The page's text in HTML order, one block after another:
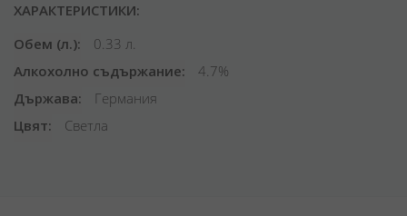
ХАРАКТЕРИСТИКИ:
Обем (л.)
0.33 л.
Алкохолно съдържание
4.7%
Държава
Германия
Цвят
Светла